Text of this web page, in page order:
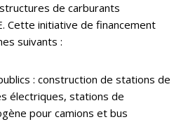
de carburants
Cette initiative de financement
suivants :
: construction de stations de
électriques, stations de
pour camions et bus